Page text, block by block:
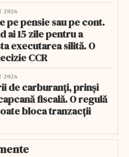
2026
pe pensie sau pe cont.
ai 15 zile pentru a
executarea silită. O
CCR
2026
de carburanți, prinși
fiscală. O regulă
bloca tranzacții